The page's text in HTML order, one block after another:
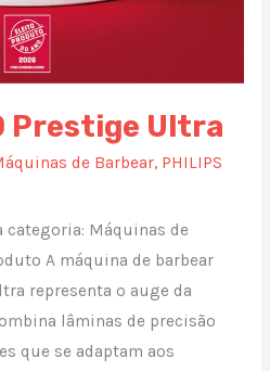
Prestige Ultra
de Barbear, PHILIPS
categoria: Máquinas de
A máquina de barbear
representa o auge da
lâminas de precisão
que se adaptam aos